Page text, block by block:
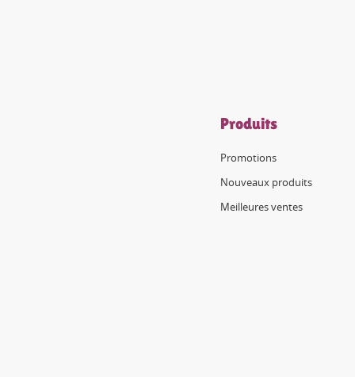
Produits
Promotions
Nouveaux produits
Meilleures ventes